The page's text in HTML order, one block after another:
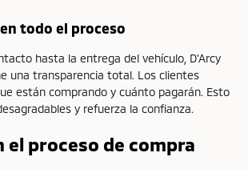
todo el proceso
hasta la entrega del vehículo, D'Arcy
una transparencia total. Los clientes
están comprando y cuánto pagarán. Esto
y refuerza la confianza.
el proceso de compra